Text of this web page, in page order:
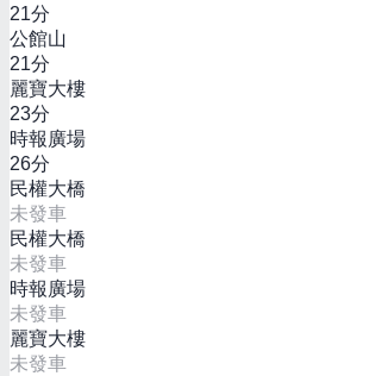
21分
公館山
21分
麗寶大樓
23分
時報廣場
26分
民權大橋
未發車
民權大橋
未發車
時報廣場
未發車
麗寶大樓
未發車